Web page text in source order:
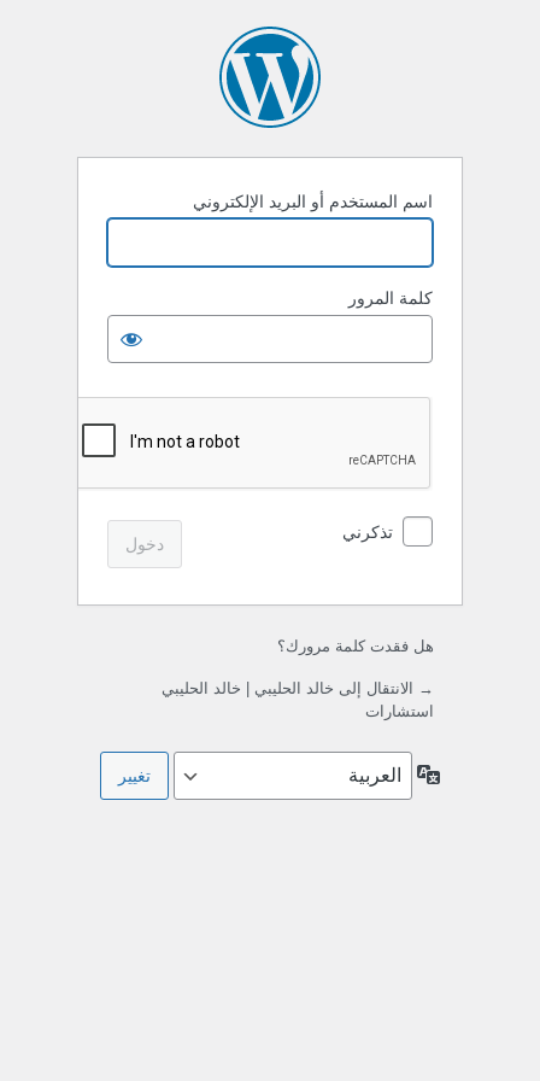
اسم المستخدم أو البريد الإلكتروني
كلمة المرور
تذكرني
هل فقدت كلمة مرورك؟
→ الانتقال إلى خالد الحليبي | خالد الحليبي
استشارات
اللغة